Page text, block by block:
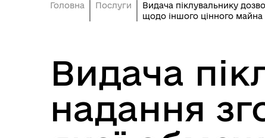
Засідання виконавчого
Головна Послуги
Видача піклувальнику
щодо іншого цінного майна
Видача
надання